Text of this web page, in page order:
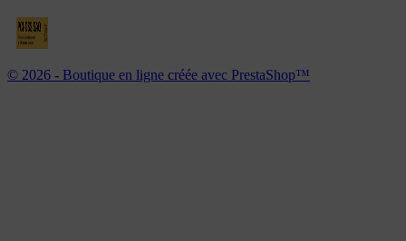
© 2026 - Boutique en ligne créée avec PrestaShop™